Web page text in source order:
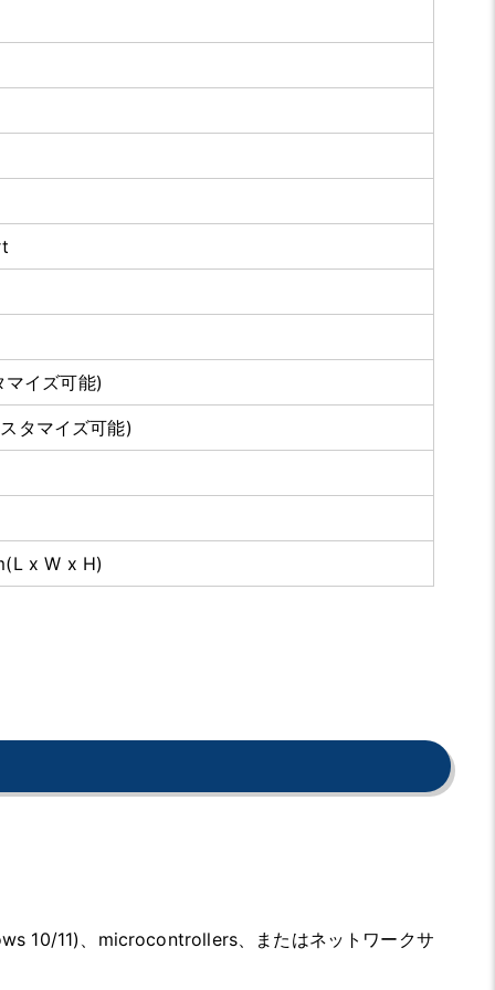
イズ可能)
タマイズ可能)
x W x H)
10/11)、microcontrollers、またはネットワークサ